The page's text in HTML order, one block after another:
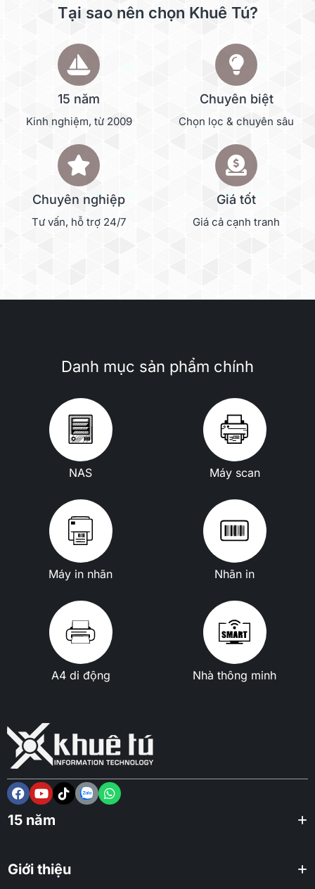
Tại sao nên chọn Khuê Tú?
15 năm
Kinh nghiệm, từ 2009
Chuyên biệt
Chọn lọc & chuyên sâu
Chuyên nghiệp
Tư vấn, hỗ trợ 24/7
Giá tốt
Giá cả cạnh tranh
Danh mục sản phẩm chính
NAS Máy scan
Máy in nhãn Nhãn in
A4 di động Nhà thông minh
15 năm
Giới thiệu